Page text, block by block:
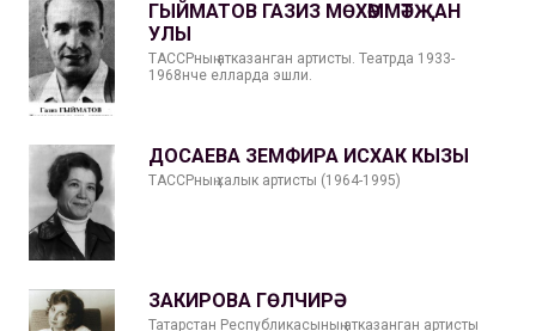
ГЫЙМАТОВ ГАЗИЗ МӨХӘММӘТҖАН
УЛЫ
ТАССРның атказанган артисты. Театрда 1933-
1968нче елларда эшли.
ДОСАЕВА ЗЕМФИРА ИСХАК КЫЗЫ
ТАССРның халык артисты (1964-1995)
ЗАКИРОВА ГӨЛЧИРӘ
Татарстан Республикасының атказанган артисты